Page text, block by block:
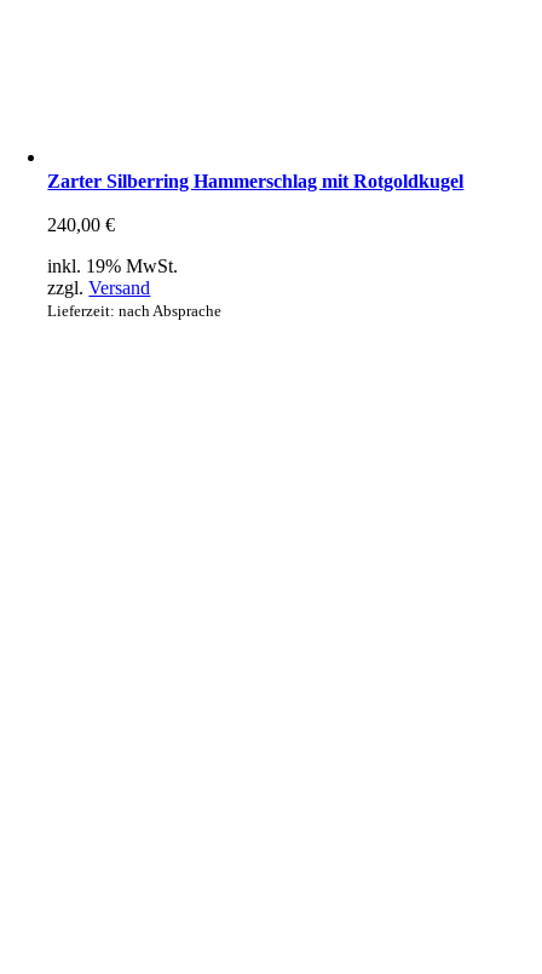
Zarter Silberring Hammerschlag mit Rotgoldkugel
240,00€
inkl. 19% MwSt.
zzgl.Versand
Lieferzeit: nach Absprache